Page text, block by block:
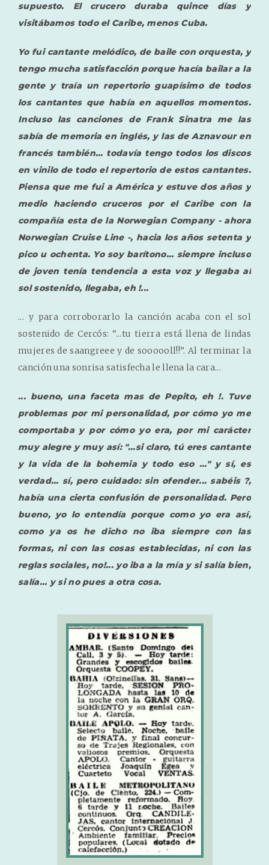
supuesto. El crucero duraba quince días y
visitábamos todo el Caribe, menos Cuba.
Yo fui cantante melódico, de baile con orquesta, y
tengo mucha satisfacción porque hacía bailar a la
gente y traía un repertorio guapísimo de todos
los cantantes que había en aquellos momentos.
Incluso las canciones de Frank Sinatra me las
sabía de memoria en inglés, y las de Aznavour en
francés también... todavía tengo todos los discos
en vinilo de todo el repertorio de estos cantantes.
Piensa que me fui a América y estuve dos años y
medio haciendo cruceros por el Caribe con la
compañía esta de la Norwegian Company - ahora
Norwegian Cruise Line -, hacia los años setenta y
pico u ochenta. Yo soy barítono... siempre incluso
de joven tenía tendencia a esta voz y llegaba al
sol sostenido, llegaba, eh !...
... y para corroborarlo la canción acaba con el sol
sostenido de Cercós: “...tu tierra está llena de lindas
mujeres de saangreee y de soooooll!!”. Al terminar la
canción una sonrisa satisfecha le llena la cara...
... bueno, una faceta mas de Pepito, eh !. Tuve
problemas por mi personalidad, por cómo yo me
comportaba y por cómo yo era, por mi carácter
muy alegre y muy así: "...si claro, tú eres cantante
y la vida de la bohemia y todo eso ..." y sí, es
verdad... sí, pero cuidado: sin ofender... sabéis ?,
había una cierta confusión de personalidad. Pero
bueno, yo lo entendía porque como yo era así,
como ya os he dicho no iba siempre con las
formas, ni con las cosas establecidas, ni con las
reglas sociales, no!... yo iba a la mía y si salía bien,
salía... y si no pues a otra cosa.